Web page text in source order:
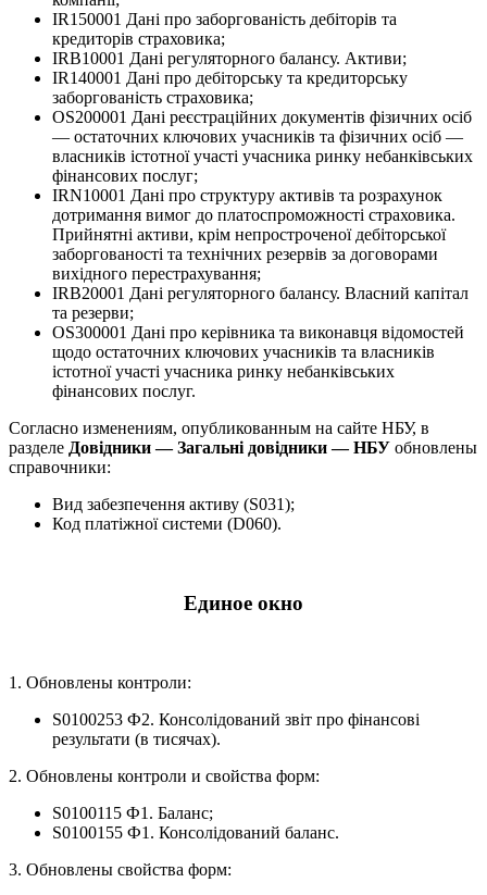
IR150001 Дані про заборгованість дебіторів та
кредиторів страховика;
IRB10001 Дані регуляторного балансу. Активи;
IR140001 Дані про дебіторську та кредиторську
заборгованість страховика;
OS200001 Дані реєстраційних документів фізичних осіб
— остаточних ключових учасників та фізичних осіб —
власників істотної участі учасника ринку небанківських
фінансових послуг;
IRN10001 Дані про структуру активів та розрахунок
дотримання вимог до платоспроможності страховика.
Прийнятні активи, крім непростроченої дебіторської
заборгованості та технічних резервів за договорами
вихідного перестрахування;
IRB20001 Дані регуляторного балансу. Власний капітал
та резерви;
OS300001 Дані про керівника та виконавця відомостей
щодо остаточних ключових учасників та власників
істотної участі учасника ринку небанківських
фінансових послуг.
Согласно изменениям, опубликованным на сайте НБУ, в
разделе Довідники — Загальні довідники — НБУ обновлены
справочники:
Вид забезпечення активу (S031);
Код платіжної системи (D060).
Единое окно
1. Обновлены контроли:
S0100253 Ф2. Консолідований звіт про фінансові
результати (в тисячах).
2. Обновлены контроли и свойства форм:
S0100115 Ф1. Баланс;
S0100155 Ф1. Консолідований баланс.
3. Обновлены свойства форм: